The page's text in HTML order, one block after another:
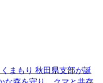
くまもり 秋田県支部が誕